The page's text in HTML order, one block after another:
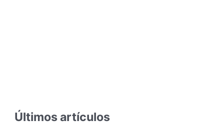
Últimos artículos